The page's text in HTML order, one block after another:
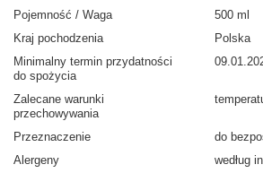
Pojemność / Waga
500 ml
Kraj pochodzenia
Polska
Minimalny termin przydatności
do spożycia
Zalecane warunki
przechowywania
Przeznaczenie
do
Alergeny
według